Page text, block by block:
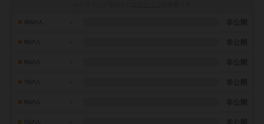
- 非公開
- 非公開
- 非公開
7点の人 - 非公開
- 非公開